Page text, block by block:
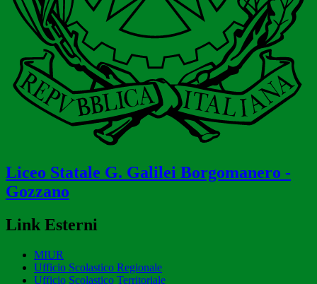
Liceo Statale G. Galilei Borgomanero -
Gozzano
Link Esterni
MIUR
Ufficio Scolastico Regionale
Ufficio Scolastico Territoriale